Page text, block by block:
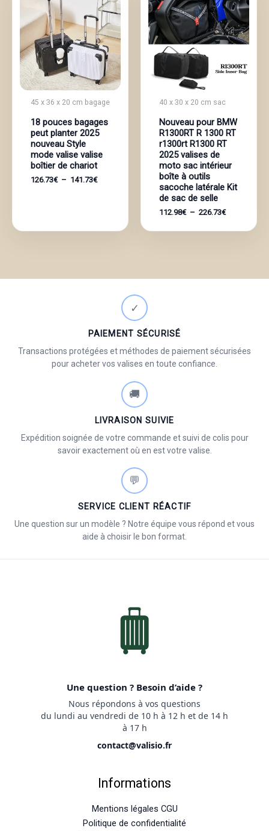
45 x 36 x 20 cm bagage
18 pouces bagages
peut planter 2025
nouveau Style
mode valise valise
boîtier de chariot
126.73€ – 141.73€Plage
141.73€
40 x 30 x 20 cm sac
Nouveau pour BMW
R1300RT R 1300 RT
r1300rt R1300 RT
2025 valises de
moto sac intérieur
boîte à outils
sacoche latérale Kit
de sac de selle
112.98€ – 226.73€Plage
prix :
✓
PAIEMENT SÉCURISÉ
Transactions protégées et méthodes de paiement sécurisées
pour acheter vos valises en toute confiance.
🚚
LIVRAISON SUIVIE
Expédition soignée de votre commande et suivi de colis pour
savoir exactement où en est votre valise.
💬
SERVICE CLIENT RÉACTIF
Une question sur un modèle ? Notre équipe vous répond et vous
aide à choisir le bon format.
Une question ? Besoin d’aide ?
Nous répondons à vos questions
du lundi au vendredi de 10 h à 12 h et de 14 h
à 17 h
contact@valisio.fr
Informations
Mentions légales CGU
Politique de confidentialité